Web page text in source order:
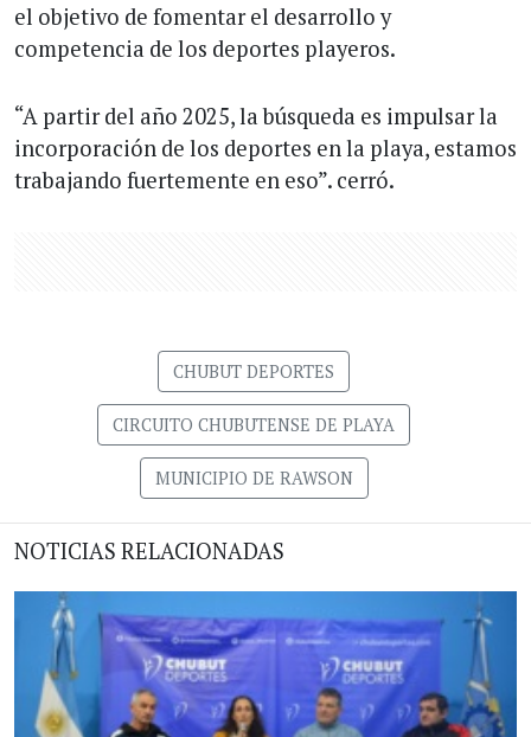
el objetivo de fomentar el desarrollo y
competencia de los deportes playeros.
“A partir del año 2025, la búsqueda es impulsar la
incorporación de los deportes en la playa, estamos
trabajando fuertemente en eso”. cerró.
CHUBUT DEPORTES
CIRCUITO CHUBUTENSE DE PLAYA
MUNICIPIO DE RAWSON
NOTICIAS RELACIONADAS